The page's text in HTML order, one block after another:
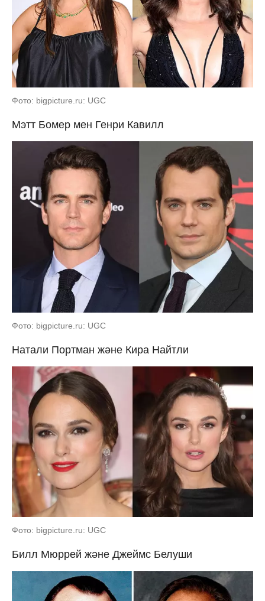
Фото: bigpicture.ru: UGC
Мэтт Бомер мен Генри Кавилл
Фото: bigpicture.ru: UGC
Натали Портман және Кира Найтли
Фото: bigpicture.ru: UGC
Билл Мюррей және Джеймс Белуши